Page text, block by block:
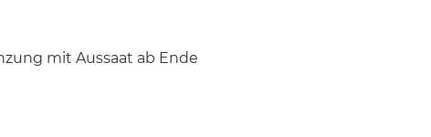
mit Aussaat ab Ende